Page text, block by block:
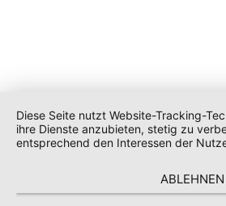
Diese Seite nutzt Website-Tracking-
ihre Dienste anzubieten, stetig zu
entsprechend den Interessen der
ABLEHNEN